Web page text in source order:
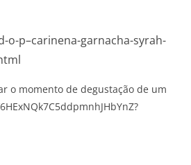
p–carinena-garnacha-syrah-
o momento de degustação de um